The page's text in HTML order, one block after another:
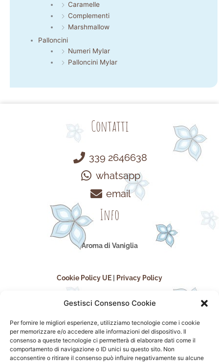
Gestisci Consenso Cookie
Per fornire le migliori esperienze, utilizziamo tecnologie come i cookie
per memorizzare e/o accedere alle informazioni del dispositivo. Il
consenso a queste tecnologie ci permetterà di elaborare dati come il
comportamento di navigazione o ID unici su questo sito. Non
acconsentire o ritirare il consenso può influire negativamente su alcune
Caramelle
Complementi
Marshmallow
Palloncini
Numeri Mylar
Palloncini Mylar
Contatti
339 2646638
whatsapp
email
Info
Aroma di Vaniglia
Cookie Policy UE Privacy Policy
seguici sui social